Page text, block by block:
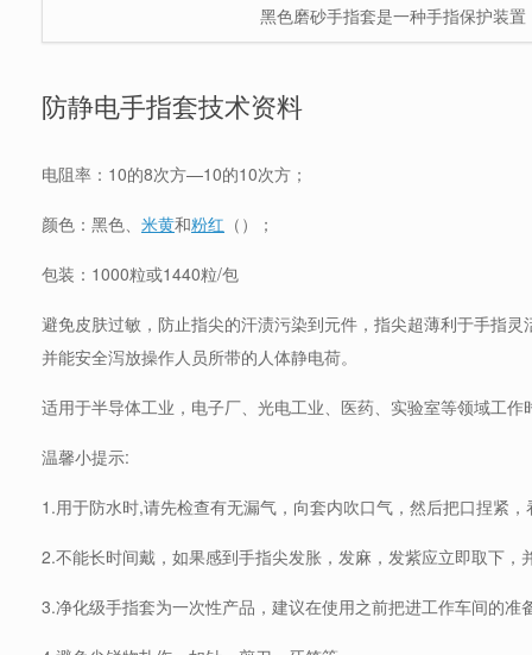
黑色磨砂手指套是一种手指保护装
防静电手指套技术资料
电阻率：10的8次方—10的10次方；
颜色：黑色、 米黄和粉红 （）；
包装：1000粒或1440粒/包
避免皮肤过敏，防止指尖的汗渍污染到元件，指尖超薄利于手指
并能安全泻放操作人员所带的人体静电荷。
适用于半导体工业，电子厂、光电工业、医药、实验室等领域工作
温馨小提示:
1.用于防水时,请先检查有无漏气，向套内吹口气，然后把口捏紧
2.不能长时间戴，如果感到手指尖发胀，发麻，发紫应立即取下，
3.净化级手指套为一次性产品，建议在使用之前把进工作车间的